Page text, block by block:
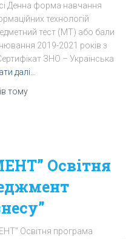
Денна форма навчання
технологій
тест (МТ) або бали
2019-2021 років з
ЗНО – Українська
далі…
тому
Освітня
Освітня програма